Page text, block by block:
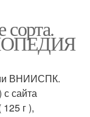
сорта.
ВНИИСПК.
сайта
г ),